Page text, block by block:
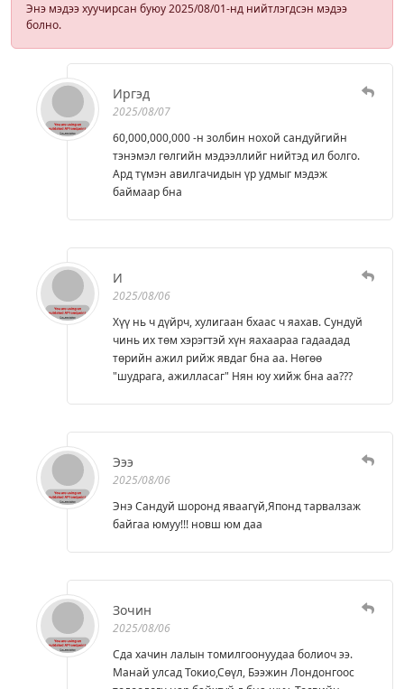
Энэ мэдээ хуучирсан буюу 2025/08/01-нд нийтлэгдсэн мэдээ
болно.
Иргэд
2025/08/07
60,000,000,000 -н золбин нохой сандуйгийн
тэнэмэл гөлгийн мэдээллийг нийтэд ил болго.
Ард түмэн авилгачидын үр удмыг мэдэж
баймаар бна
И
2025/08/06
Хүү нь ч дүйрч, хулигаан бхаас ч яахав. Сундуй
чинь их төм хэрэгтэй хүн яахаараа гадаадад
төрийн ажил рийж явдаг бна аа. Нөгөө
"шудрага, ажилласаг" Нян юу хийж бна аа???
Эээ
2025/08/06
Энэ Сандуй шоронд яваагүй,Японд тарвалзаж
байгаа юмуу!!! новш юм даа
Зочин
2025/08/06
Сда хачин лалын томилгоонуудаа болиоч ээ.
Манай улсад Токио,Сөүл, Бээжин Лондонгоос